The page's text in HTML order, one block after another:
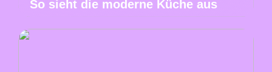
So sieht die moderne Küche aus